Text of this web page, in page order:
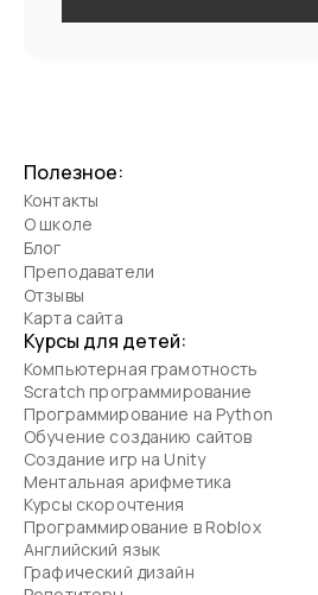
Полезное:
Контакты
О школе
Блог
Преподаватели
Отзывы
Карта сайта
Курсы для детей:
Компьютерная грамотность
Scratch программирование
Программирование на Python
Обучение созданию сайтов
Создание игр на Unity
Ментальная арифметика
Курсы скорочтения
Программирование в Roblox
Английский язык
Графический дизайн